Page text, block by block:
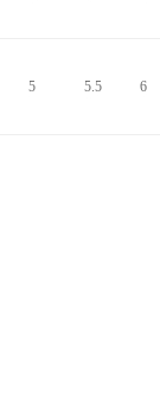
5 5.5 6